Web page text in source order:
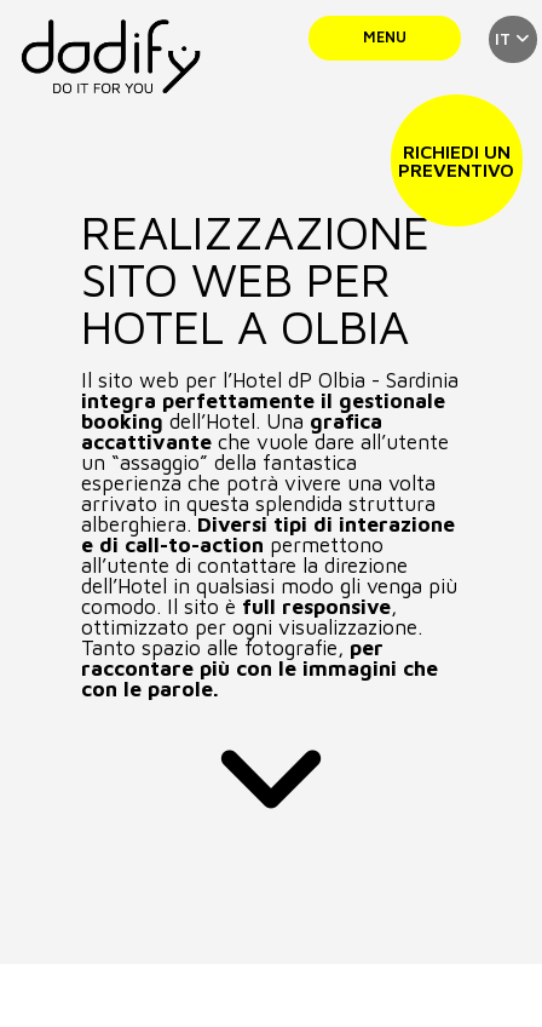
MENU
TEAM
PORTFOLIO
NEWS
CONTATTI
AREA CLIENTI
IT
REALIZZAZIONE
SITO WEB PER
HOTEL A OLBIA
Il sito web per l’Hotel dP Olbia - Sardinia
integra perfettamente il gestionale
booking dell’Hotel. Una grafica
accattivante che vuole dare all’utente
un “assaggio” della fantastica
esperienza che potrà vivere una volta
arrivato in questa splendida struttura
alberghiera.Diversi tipi di interazione
e di call-to-action permettono
all’utente di contattare la direzione
dell’Hotel in qualsiasi modo gli venga più
comodo. Il sito è full responsive,
ottimizzato per ogni visualizzazione.
Tanto spazio alle fotografie, per
raccontare più con le immagini che
con le parole.
RICHIEDI UN
PREVENTIVO